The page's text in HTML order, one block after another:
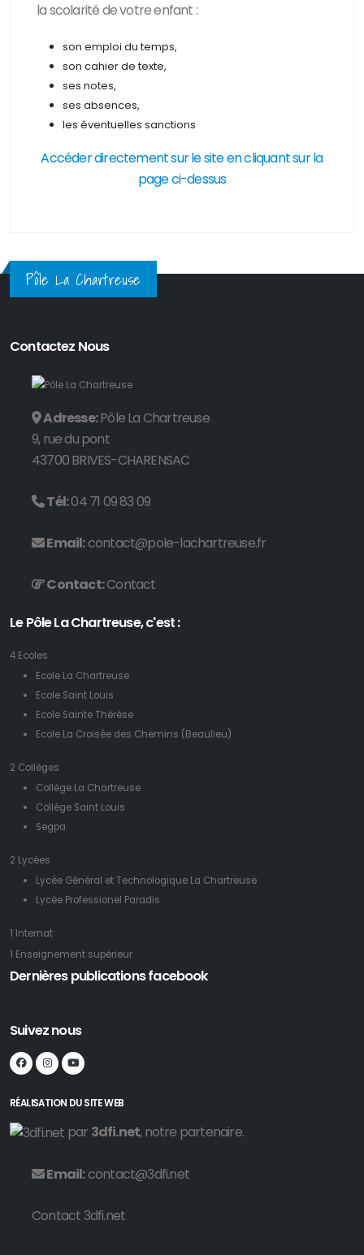
la scolarité de votre enfant :
son emploi du temps,
son cahier de texte,
ses notes,
ses absences,
les éventuelles sanctions
Accéder directement sur le site en cliquant sur la
page ci-dessus
Pôle La Chartreuse
Contactez Nous
Adresse:Pôle La Chartreuse
9, rue du pont
43700 BRIVES-CHARENSAC
Tél:04 71 09 83 09
Email:contact@pole-lachartreuse.fr
Contact:Contact
Le Pôle La Chartreuse, c'est :
4 Ecoles
Ecole La Chartreuse
Ecole Saint Louis
Ecole Sainte Thérèse
Ecole La Croisée des Chemins (Beaulieu)
2 Collèges
Collège La Chartreuse
Collège Saint Louis
Segpa
2 Lycées
Lycée Général et Technologique La Chartreuse
Lycée Professionel Paradis
1 Internat
1 Enseignement supérieur
Dernières publications facebook
Suivez nous
RÉALISATION DU SITE WEB
par 3dfi.net, notre partenaire.
Email:contact@3dfi.net
Contact 3dfi.net